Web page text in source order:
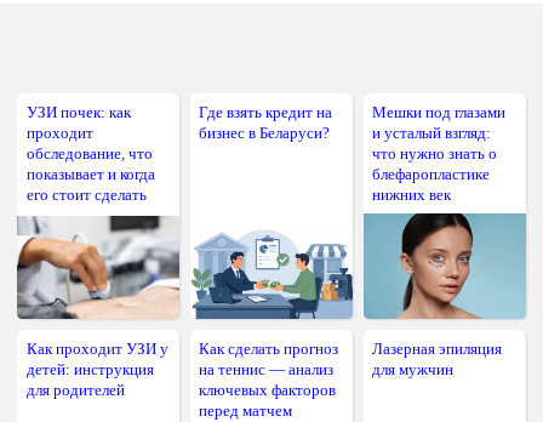
УЗИ почек: как
проходит
обследование, что
показывает и когда
его стоит сделать
Где взять кредит на
бизнес в Беларуси?
Мешки под глазами
и усталый взгляд:
что нужно знать о
блефаропластике
нижних век
Как проходит УЗИ у
детей: инструкция
для родителей
Как сделать прогноз
на теннис — анализ
ключевых факторов
перед матчем
Лазерная эпиляция
для мужчин